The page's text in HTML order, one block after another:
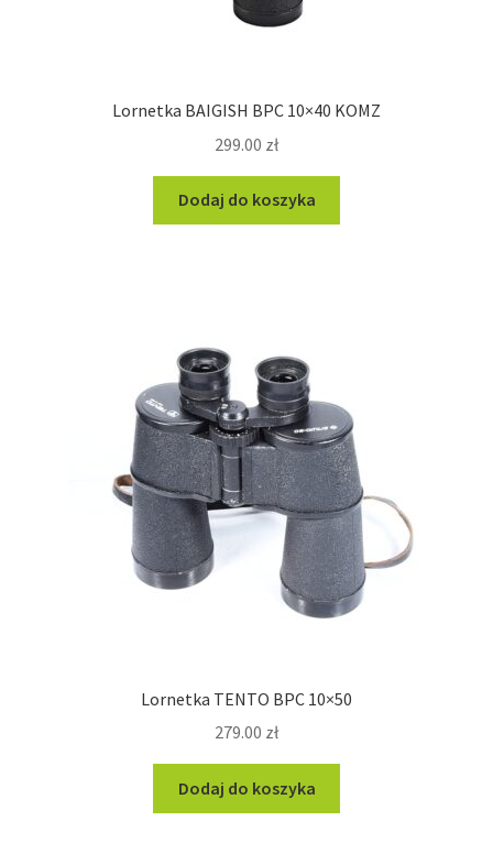
Lornetka BAIGISH BPC 10×40 KOMZ
299.00 zł
Dodaj do koszyka
Lornetka TENTO BPC 10×50
279.00 zł
Dodaj do koszyka